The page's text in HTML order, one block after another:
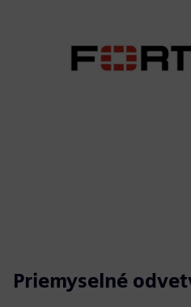
Priemyselné